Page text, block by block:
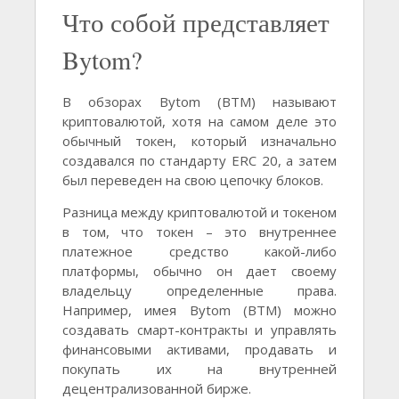
Что собой представляет
Bytom?
В обзорах Bytom (BTM) называют
криптовалютой, хотя на самом деле это
обычный токен, который изначально
создавался по стандарту ERC 20, а затем
был переведен на свою цепочку блоков.
Разница между криптовалютой и токеном
в том, что токен – это внутреннее
платежное средство какой-либо
платформы, обычно он дает своему
владельцу определенные права.
Например, имея Bytom (BTM) можно
создавать смарт-контракты и управлять
финансовыми активами, продавать и
покупать их на внутренней
децентрализованной бирже.